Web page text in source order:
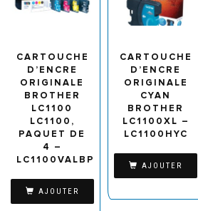
CARTOUCHE
D’ENCRE
ORIGINALE
BROTHER
LC1100
LC1100,
PAQUET DE
4 –
LC1100VALBP
AJOUTER
CARTOUCHE
D’ENCRE
ORIGINALE
CYAN
BROTHER
LC1100XL –
LC1100HYC
AJOUTER